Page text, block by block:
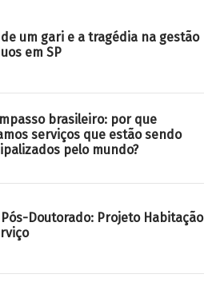
um gari e a tragédia na gestão
em SP
brasileiro: por que
serviços que estão sendo
pelo mundo?
Pós-Doutorado: Projeto Habitação